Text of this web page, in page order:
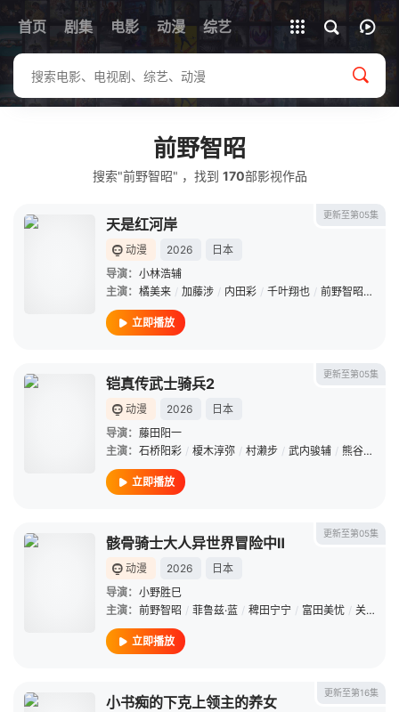
首页 剧集 电影 动漫 综艺
全部影片
前野智昭
搜索"前野智昭" ，找到 170部影视作品
更新至第05集
天是红河岸
动漫 2026
日本
导演： 小林浩辅
主演： 橘美来 / 加藤涉 / 内田彩 / 千叶翔也 / 前野智昭 /
立即播放
更新至第05集
铠真传武士骑兵2
动漫 2026
日本
导演： 藤田阳一
主演： 石桥阳彩 / 榎木淳弥 / 村濑步 / 武内骏辅 / 熊谷健太郎
立即播放
更新至第05集
骸骨骑士大人异世界冒险中Ⅱ
动漫 2026
日本
导演： 小野胜巳
主演： 前野智昭 / 菲鲁兹·蓝 / 稗田宁宁 / 富田美忧 / 关俊彦
立即播放
更新至第16集
小书痴的下克上领主的养女